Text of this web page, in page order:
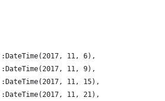
11, 6),
11, 9),
11, 15),
11, 21),